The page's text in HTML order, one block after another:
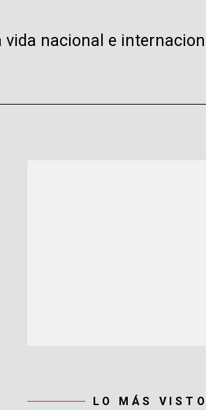
nacional e
LO MÁS VISTO